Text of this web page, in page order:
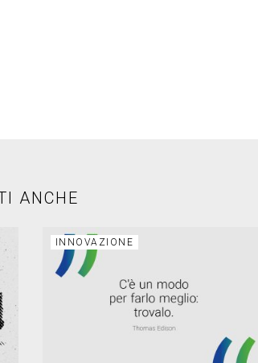
ANCHE
INNOVAZIONE